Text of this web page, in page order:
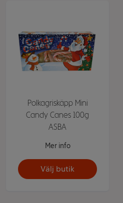
Polkagriskäpp Mini
Candy Canes 100g
ASBA
Mer info
Välj butik